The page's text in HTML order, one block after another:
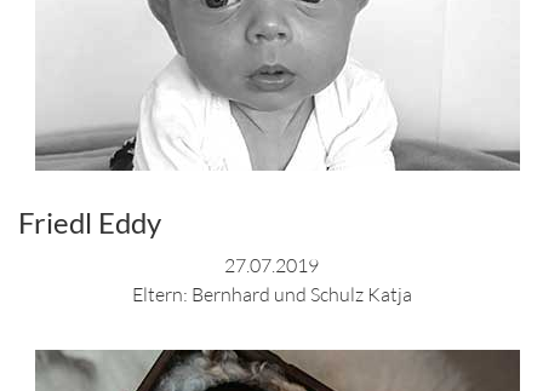
Friedl Eddy
27.07.2019
Eltern: Bernhard und Schulz Katja